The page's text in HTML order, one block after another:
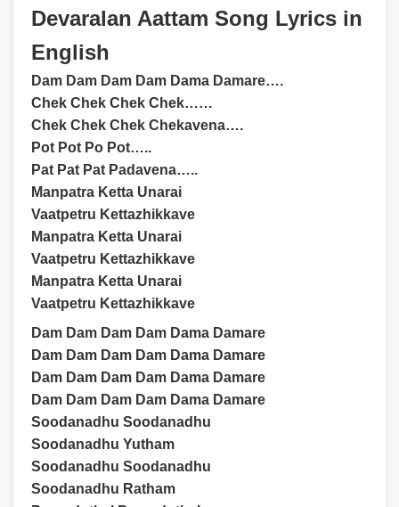
Devaralan Aattam Song Lyrics in
English
Dam Dam Dam Dam Dama Damare….
Chek Chek Chek Chek……
Chek Chek Chek Chekavena….
Pot Pot Po Pot…..
Pat Pat Pat Padavena…..
Manpatra Ketta Unarai
Vaatpetru Kettazhikkave
Manpatra Ketta Unarai
Vaatpetru Kettazhikkave
Manpatra Ketta Unarai
Vaatpetru Kettazhikkave
Dam Dam Dam Dam Dama Damare
Dam Dam Dam Dam Dama Damare
Dam Dam Dam Dam Dama Damare
Dam Dam Dam Dam Dama Damare
Soodanadhu Soodanadhu
Soodanadhu Yutham
Soodanadhu Soodanadhu
Soodanadhu Ratham